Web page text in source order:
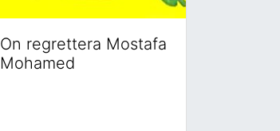
On regrettera Mostafa
Mohamed